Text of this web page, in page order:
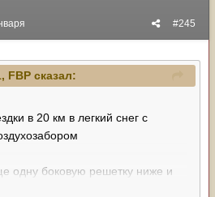
#245
FBP сказал:
в 20 км в легкий снег с
одну боковую решетку ниже и
воздухозабор на осенне-